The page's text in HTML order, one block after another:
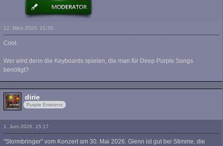
12. März 2026, 21:35
Cool.
Wer wird denn die Keyboards spielen, die man für Deep Purple Songs
benötigt?
dirie
Purple Eminenz
1. Juni 2026, 15:17
"Stormbringer" vom Konzert am 30. Mai 2026. Glenn ist gut bei Stimme, die